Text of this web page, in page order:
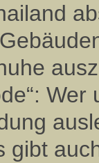
gibt